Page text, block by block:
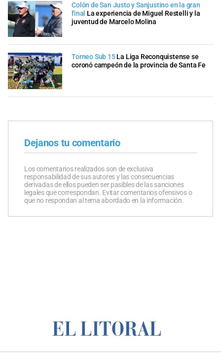
Colón de San Justo y Sanjustino en la gran
final La experiencia de Miguel Restelli y la
juventud de Marcelo Molina
Torneo Sub 15 La Liga Reconquistense se
coronó campeón de la provincia de Santa Fe
Dejanos tu comentario
Los comentarios realizados son de exclusiva
responsabilidad de sus autores y las consecuencias
derivadas de ellos pueden ser pasibles de las sanciones
legales que correspondan. Evitar comentarios ofensivos o
que no respondan al tema abordado en la información.